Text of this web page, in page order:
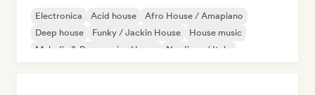
Electronica Acid house
Afro House / Amapiano
Deep house
Funky / Jackin House
House music
Melodic & Progressive House
Nu-disco / Italo